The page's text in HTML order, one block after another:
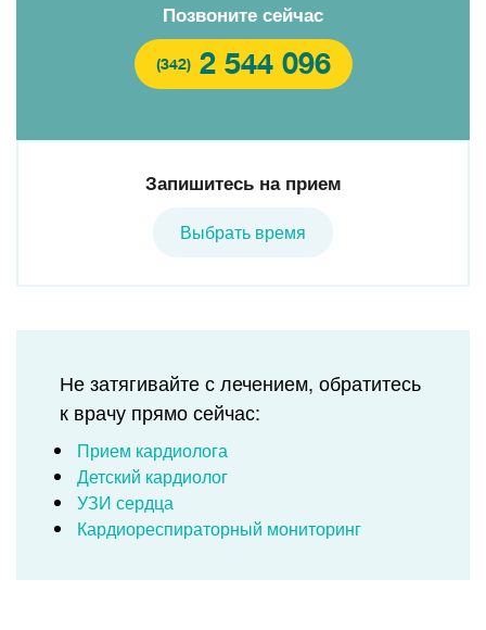
Позвоните сейчас
(342) 2 544 096
Запишитесь на прием
Выбрать время
Не затягивайте с лечением, обратитесь
к врачу прямо сейчас:
Прием кардиолога
Детский кардиолог
УЗИ сердца
Кардиореспираторный мониторинг